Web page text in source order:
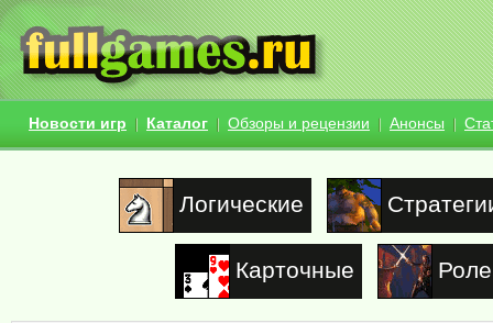
Новости игр Каталог Обзоры и рецензии Анонсы
Логические
Карточные